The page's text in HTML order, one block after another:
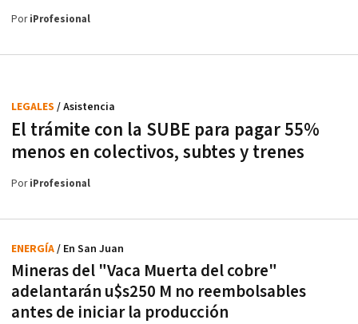
PoriProfesional
El trámite con la SUBE para pagar 55%
menos en colectivos, subtes y trenes
LEGALES / Asistencia
PoriProfesional
Mineras del "Vaca Muerta del cobre"
adelantarán u$s250 M no reembolsables
antes de iniciar la producción
ENERGÍA/ En San Juan